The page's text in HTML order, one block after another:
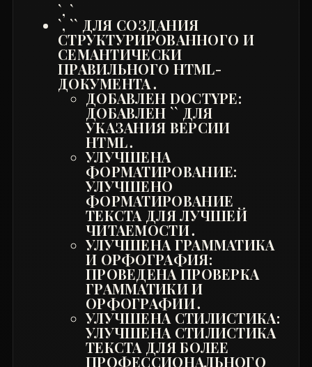
`, `
`, `` ДЛЯ СОЗДАНИЯ
СТРУКТУРИРОВАННОГО И
СЕМАНТИЧЕСКИ
ПРАВИЛЬНОГО HTML-
ДОКУМЕНТА․
ДОБАВЛЕН DOCTYPE:
ДОБАВЛЕН `` ДЛЯ
УКАЗАНИЯ ВЕРСИИ
HTML․
УЛУЧШЕНА
ФОРМАТИРОВАНИЕ:
УЛУЧШЕНО
ФОРМАТИРОВАНИЕ
ТЕКСТА ДЛЯ ЛУЧШЕЙ
ЧИТАЕМОСТИ․
УЛУЧШЕНА ГРАММАТИКА
И ОРФОГРАФИЯ:
ПРОВЕДЕНА ПРОВЕРКА
ГРАММАТИКИ И
ОРФОГРАФИИ․
УЛУЧШЕНА СТИЛИСТИКА:
УЛУЧШЕНА СТИЛИСТИКА
ТЕКСТА ДЛЯ БОЛЕЕ
ПРОФЕССИОНАЛЬНОГО